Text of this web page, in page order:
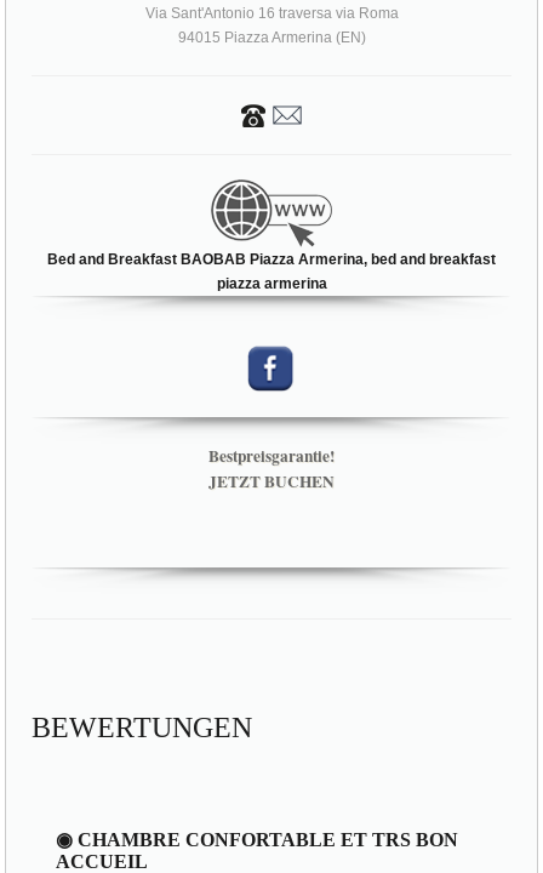
Via Sant'Antonio 16 traversa via Roma
94015 Piazza Armerina (EN)
Bed and Breakfast BAOBAB Piazza Armerina, bed and breakfast
piazza armerina
Bestpreisgarantie!
JETZT BUCHEN
BEWERTUNGEN
◉ CHAMBRE CONFORTABLE ET TRS BON
ACCUEIL